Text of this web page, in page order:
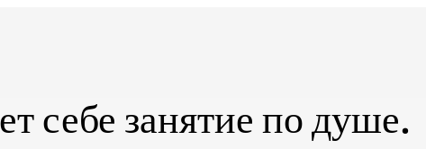
себе занятие по душе.